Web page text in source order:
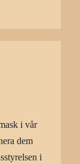
i vår
dem
i